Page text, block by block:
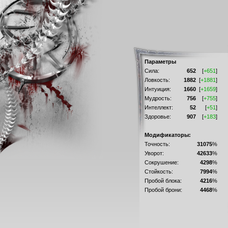
Параметры
Сила:
652 [+651]
Ловкость:
1882 [+1881]
Интуиция:
1660 [+1659]
Мудрость:
756 [+755]
Интеллект:
52 [+51]
Здоровье:
907 [+183]
Модификаторы:
Точность:
31075%
Уворот:
42633%
Сокрушение:
4298%
Стойкость:
7994%
Пробой блока:
4216%
Пробой брони:
4468%